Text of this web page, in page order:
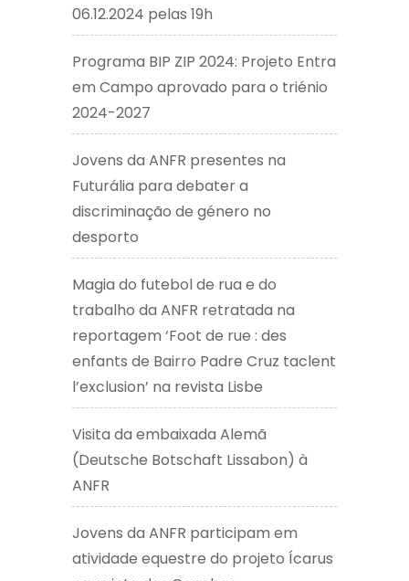
06.12.2024 pelas 19h
Programa BIP ZIP 2024: Projeto Entra
em Campo aprovado para o triénio
2024-2027
Jovens da ANFR presentes na
Futurália para debater a
discriminação de género no
desporto
Magia do futebol de rua e do
trabalho da ANFR retratada na
reportagem ‘Foot de rue : des
enfants de Bairro Padre Cruz taclent
l’exclusion’ na revista Lisbe
Visita da embaixada Alemã
(Deutsche Botschaft Lissabon) à
ANFR
Jovens da ANFR participam em
atividade equestre do projeto Ícarus